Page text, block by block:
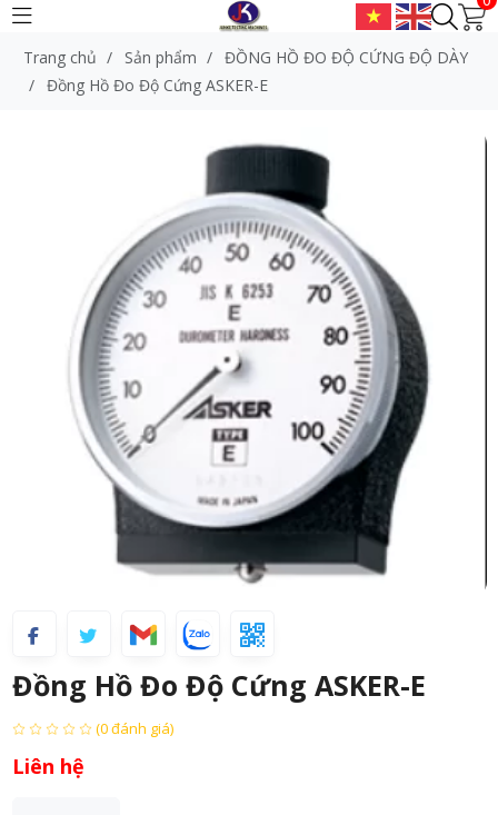
Trang chủ / Sản phẩm /
ĐỒNG HỒ ĐO ĐỘ CỨNG ĐỘ DÀY
/
Đồng Hồ Đo Độ Cứng ASKER-E
Đồng Hồ Đo Độ Cứng ASKER-E
(0 đánh giá)
Liên hệ